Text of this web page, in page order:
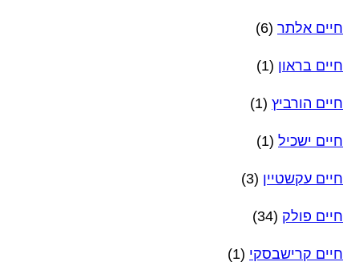
חיים אלתר (6)
חיים בראון (1)
חיים הורביץ (1)
חיים ישכיל (1)
חיים עקשטיין (3)
חיים פולק (34)
חיים קרישבסקי (1)